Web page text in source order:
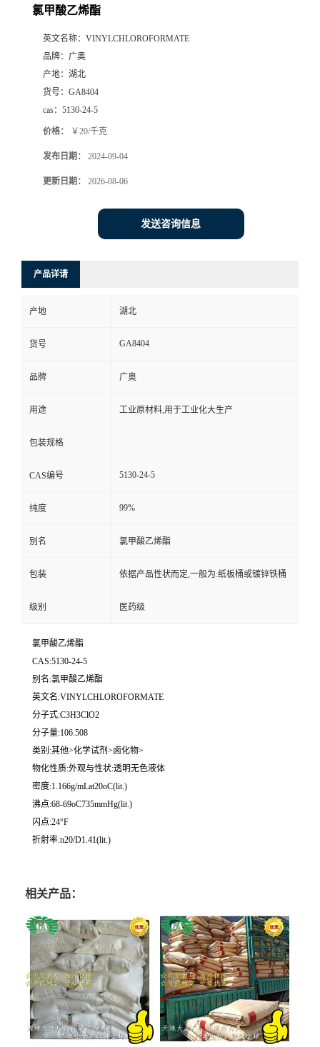
氯甲酸乙烯酯
英文名称： VINYLCHLOROFORMATE
品牌： 广奥
产地： 湖北
货号： GA8404
cas： 5130-24-5
价格： ￥20/千克
发布日期： 2024-09-04
更新日期： 2026-08-06
发送咨询信息
产品详请
产地 湖北
货号 GA8404
品牌 广奥
用途 工业原材料,用于工业化大生产
包装规格
CAS编号 5130-24-5
纯度 99%
别名 氯甲酸乙烯酯
包装 依据产品性状而定,一般为:纸板桶或镀锌铁桶
级别 医药级
氯甲酸乙烯酯
CAS:5130-24-5
别名:氯甲酸乙烯酯
英文名:VINYLCHLOROFORMATE
分子式:C3H3ClO2
分子量:106.508
类别:其他>化学试剂>卤化物>
物化性质:外观与性状:透明无色液体
密度:1.166g/mLat20oC(lit.)
沸点:68-69oC735mmHg(lit.)
闪点:24°F
折射率:n20/D1.41(lit.)
相关产品：